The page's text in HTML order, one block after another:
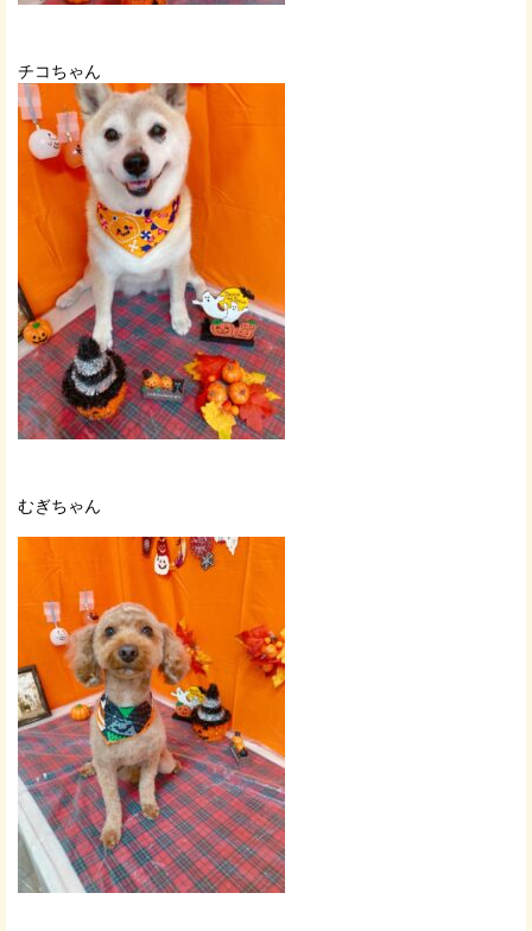
チコちゃん
むぎちゃん